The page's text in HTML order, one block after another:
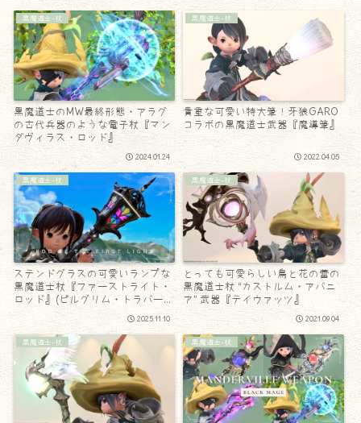
黒魔道士-杖
黒魔道士のMW最終形態・アラグ
の古代兵器のような電子杖『マン
ダヴィラス・ロッド』
2024.01.24
黒魔道士-杖
貴重な可愛い特大筆！牙狼GARO
コラボの黒魔道士武器『魔導筆』
2022.04.05
黒魔道士-杖
ステンドグラスの可愛いランプな
黒魔道士杖『ファーストライト・
ロッド』(ピルグリム・トラバー
2025.11.10
黒魔道士-杖
とっても可愛らしい鳥と花の蕾の
黒魔道士杖 “カストルム・アバニ
ア” 武器『テイウァッツ』
2021.09.04
黒魔道士-杖 黒魔道士-杖